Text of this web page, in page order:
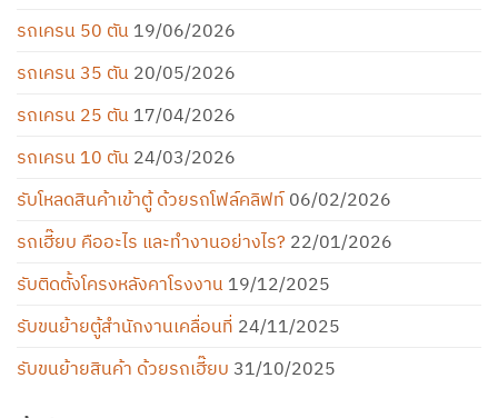
รถเครน 50 ตัน 19/06/2026
รถเครน 35 ตัน 20/05/2026
รถเครน 25 ตัน 17/04/2026
รถเครน 10 ตัน 24/03/2026
รับโหลดสินค้าเข้าตู้ ด้วยรถโฟล์คลิฟท์ 06/02/2026
รถเฮี๊ยบ คืออะไร และทำงานอย่างไร? 22/01/2026
รับติดตั้งโครงหลังคาโรงงาน 19/12/2025
รับขนย้ายตู้สำนักงานเคลื่อนที่ 24/11/2025
รับขนย้ายสินค้า ด้วยรถเฮี๊ยบ 31/10/2025